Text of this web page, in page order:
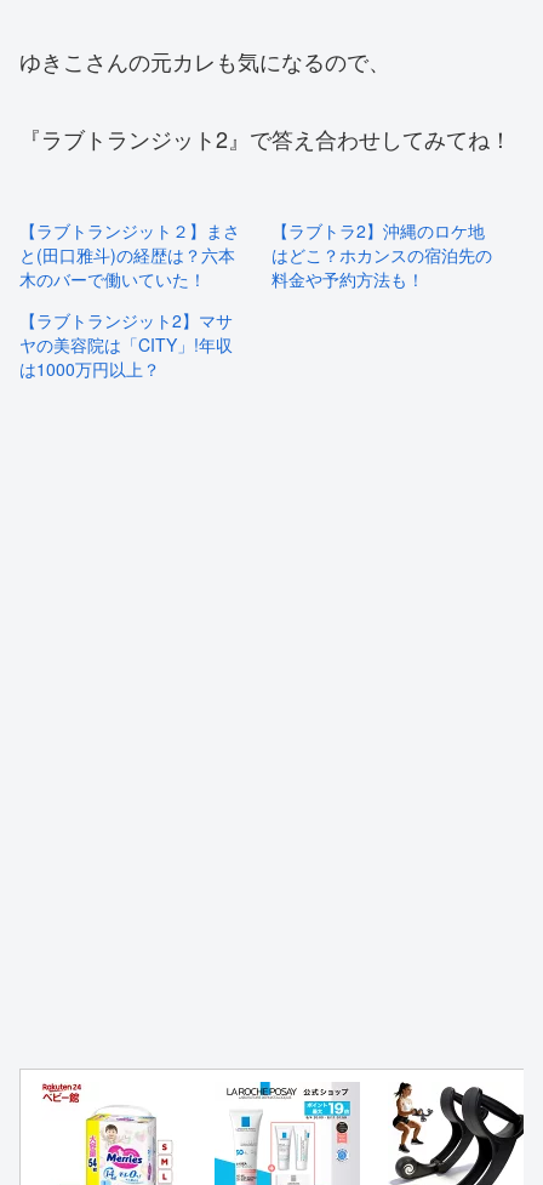
ゆきこさんの元カレも気になるので、
『ラブトランジット2』で答え合わせしてみてね！
【ラブトランジット２】まさ
と(田口雅斗)の経歴は？六本
木のバーで働いていた！
【ラブトラ2】沖縄のロケ地
はどこ？ホカンスの宿泊先の
料金や予約方法も！
【ラブトランジット2】マサ
ヤの美容院は「CITY」!年収
は1000万円以上？